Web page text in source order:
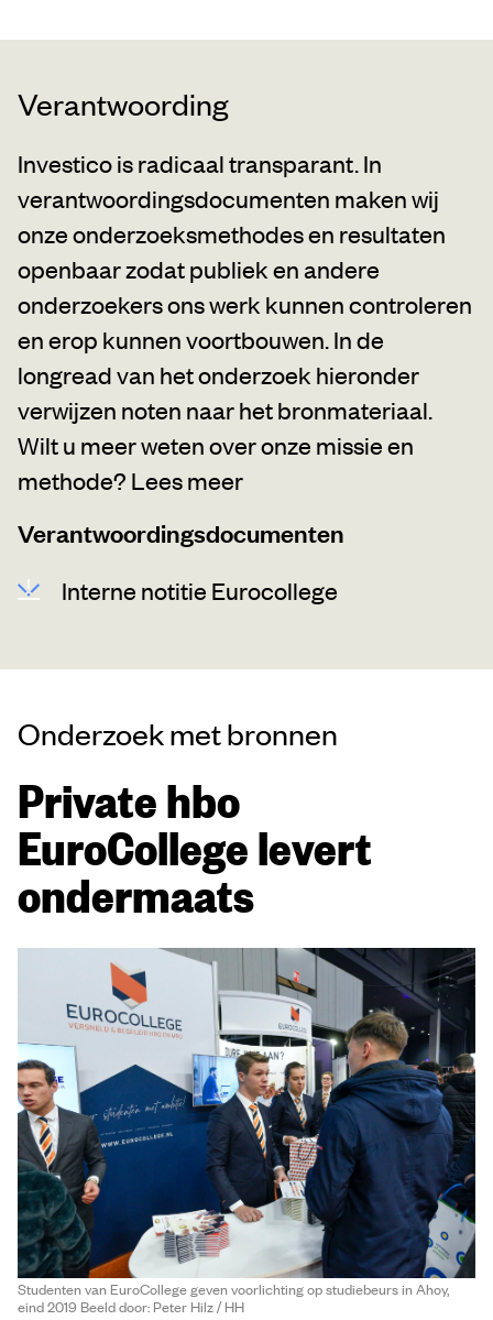
Verantwoording
Investico is radicaal transparant. In
verantwoordingsdocumenten maken wij
onze onderzoeksmethodes en resultaten
openbaar zodat publiek en andere
onderzoekers ons werk kunnen controleren
en erop kunnen voortbouwen. In de
longread van het onderzoek hieronder
verwijzen noten naar het bronmateriaal.
Wilt u meer weten over onze missie en
methode? Lees meer
Verantwoordingsdocumenten
Interne notitie Eurocollege
Onderzoek met bronnen
Private hbo
EuroCollege levert
ondermaats
Studenten van EuroCollege geven voorlichting op studiebeurs in Ahoy,
eind 2019 Beeld door: Peter Hilz / HH